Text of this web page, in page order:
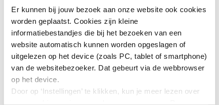
Er kunnen bij jouw bezoek aan onze website ook cookies
worden geplaatst. Cookies zijn kleine
informatiebestandjes die bij het bezoeken van een
website automatisch kunnen worden opgeslagen of
uitgelezen op het device (zoals PC, tablet of smartphone)
van de websitebezoeker. Dat gebeurt via de webbrowser
op het device.
Door op ‘Instellingen’ te klikken, kun je meer lezen over
uitgebracht. Met als insteek: wat is de
urgentie, hoe zien context en perspectieven in
het veld eruit en hoe gaat de SER te werk?
Over Marnix Kluiters
Marnix heeft een passie om diepgang op een
inspirerende manier toegankelijk te maken